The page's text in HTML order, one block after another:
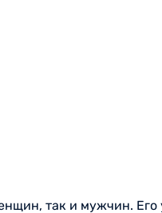
так и мужчин. Его